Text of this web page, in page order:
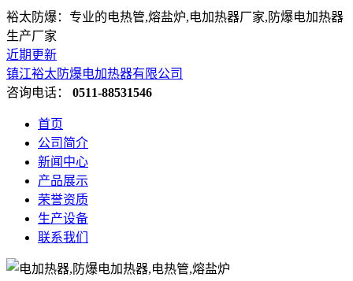
裕太防爆：专业的电热管,熔盐炉,电加热器厂家,防爆电加热器
生产厂家
近期更新
镇江裕太防爆电加热器有限公司
咨询电话： 0511-88531546
首页
公司简介
新闻中心
产品展示
荣誉资质
生产设备
联系我们